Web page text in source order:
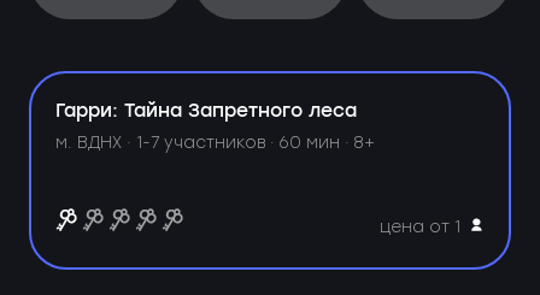
Гарри: Тайна Запретного леса
м. ВДНХ · 1-7 участников · 60 мин · 8+
цена от 1